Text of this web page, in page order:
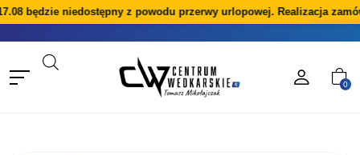
będzie niedostępny z powodu przerwy urlopowej. Realizacja
0